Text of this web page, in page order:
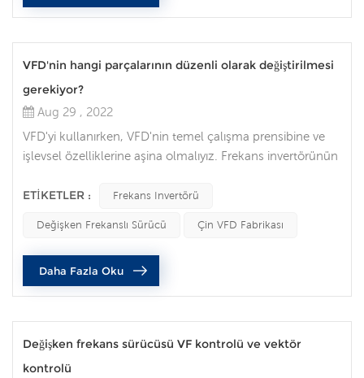
VFD'nin hangi parçalarının düzenli olarak değiştirilmesi
gerekiyor?
Aug 29 , 2022
VFD'yi kullanırken, VFD'nin temel çalışma prensibine ve
işlevsel özelliklerine aşina olmalıyız. Frekans invertörünün
kaynağı kesilmelidir; ve Değişken Frekanslı Sürücü
muayene öğeleri: VFD'yi açmadan önce çevredeki
ortamın sıcaklığını ve nemini kontrol edin. Sıcaklık çok
yüksekse, Değişken Frekanslı Sürü...
ETIKETLER : Frekans Invertörü
Değişken Frekanslı Sürücü Çin VFD Fabrikası
Daha Fazla Oku
Değişken frekans sürücüsü VF kontrolü ve vektör
kontrolü